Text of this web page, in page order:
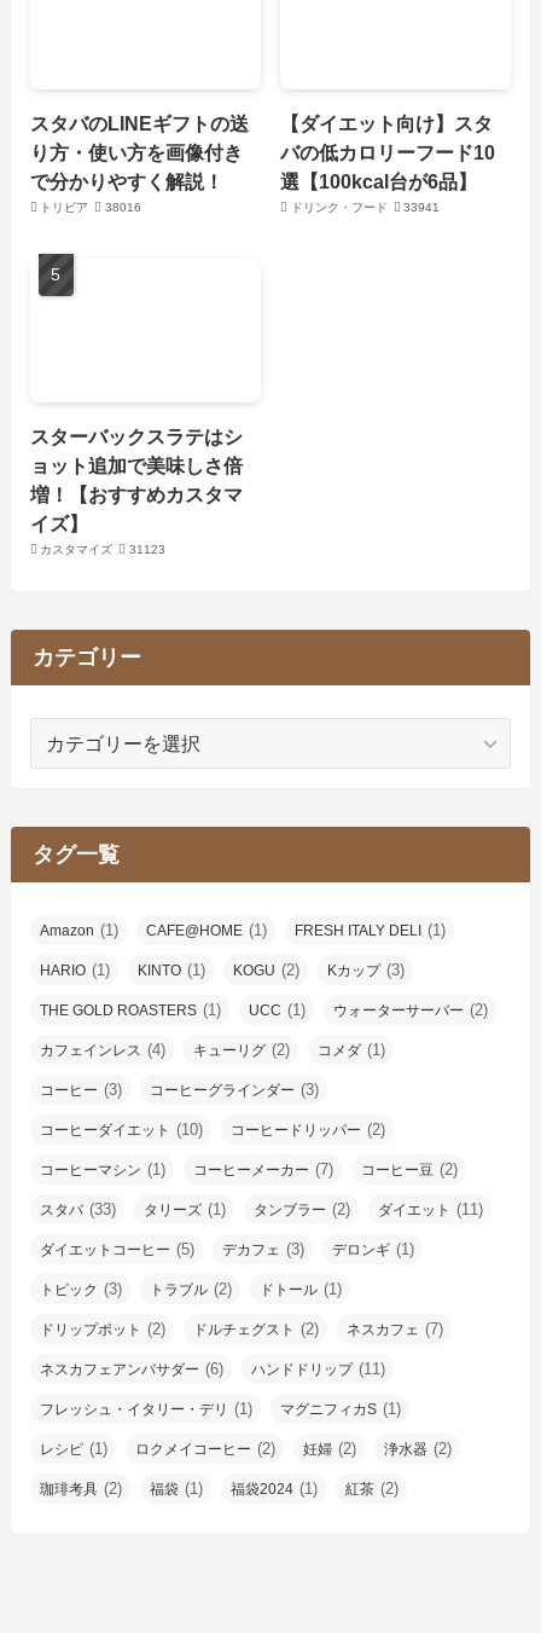
スタバのLINEギフトの送
り方・使い方を画像付き
で分かりやすく解説！
トリビア 38016
【ダイエット向け】スタ
バの低カロリーフード10
選【100kcal台が6品】
ドリンク・フード 33941
スターバックスラテはシ
ョット追加で美味しさ倍
増！【おすすめカスタマ
イズ】
カスタマイズ 31123
カテゴリー
リ
ー
タグ一覧
Amazon (1) CAFE@HOME (1) FRESH ITALY DELI (1)
HARIO (1) KINTO (1) KOGU (2) Kカップ(3)
THE GOLD ROASTERS (1) UCC (1) ウォーターサーバー (2)
カフェインレス (4) キューリグ (2) コメダ (1)
コーヒー (3) コーヒーグラインダー (3)
コーヒーダイエット (10) コーヒードリッパー (2)
コーヒーマシン (1) コーヒーメーカー (7) コーヒー豆 (2)
スタバ(33) タリーズ (1) タンブラー (2) ダイエット (11)
ダイエットコーヒー (5) デカフェ (3) デロンギ (1)
トピック (3) トラブル (2) ドトール (1)
ドリップポット (2) ドルチェグスト (2) ネスカフェ (7)
ネスカフェアンバサダー (6) ハンドドリップ(11)
フレッシュ・イタリー・デリ (1) マグニフィカS (1)
レシピ (1) ロクメイコーヒー (2) 妊婦 (2) 浄水器 (2)
珈琲考具 (2) 福袋 (1) 福袋2024 (1) 紅茶 (2)